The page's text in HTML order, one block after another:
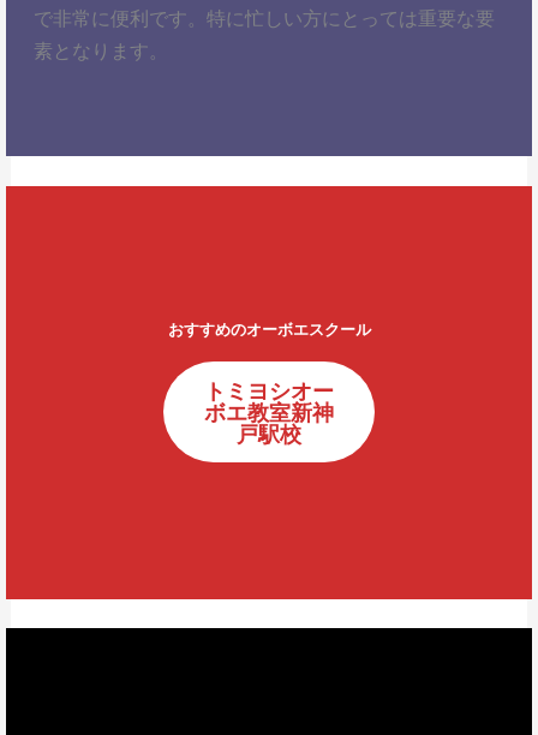
で非常に便利です。特に忙しい方にとっては重要な要
素となります。
おすすめのオーボエスクール
トミヨシオー
ボエ教室新神
戸駅校